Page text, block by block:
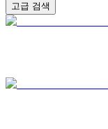
고급 검색